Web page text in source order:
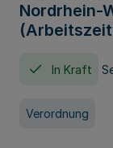
Nordrhein-
In Kraft
Verordnung